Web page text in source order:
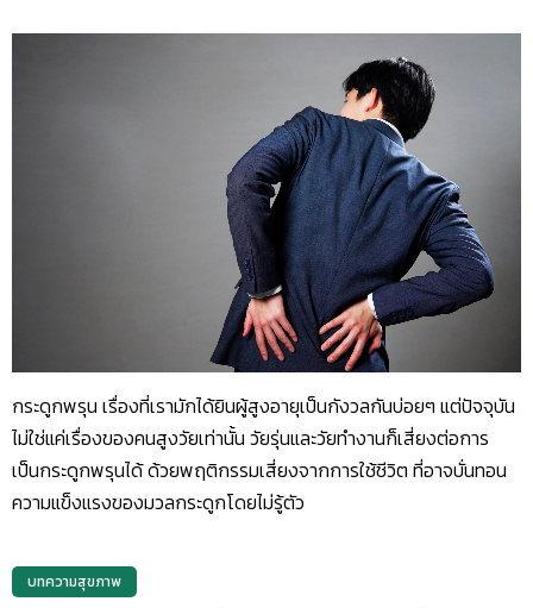
กระดูกพรุน เรื่องที่เรามักได้ยินผู้สูงอายุเป็นกังวลกันบ่อยๆ แต่ปัจจุบัน
ไม่ใช่แค่เรื่องของคนสูงวัยเท่านั้น วัยรุ่นและวัยทำงานก็เสี่ยงต่อการ
เป็นกระดูกพรุนได้ ด้วยพฤติกรรมเสี่ยงจากการใช้ชีวิต ที่อาจบั่นทอน
ความแข็งแรงของมวลกระดูกโดยไม่รู้ตัว
บทความสุขภาพ